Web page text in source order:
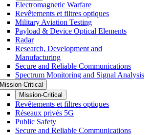
Electromagnetic Warfare
Revêtements et filtres optiques
Military Aviation Testing
Payload & Device Optical Elements
Radar
Research, Development and
Manufacturing
Secure and Reliable Communications
Spectrum Monitoring and Signal Analysis
Mission-Critical
Mission-Critical
Revêtements et filtres optiques
Réseaux privés 5G
Public Safety
Secure and Reliable Communications